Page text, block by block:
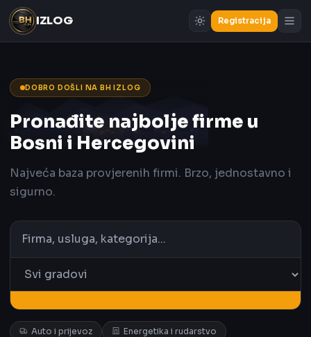
IZLOG Registracija
DOBRO DOŠLI NA BH IZLOG
Pronađite najbolje firme u
Bosni i Hercegovini
Najveća baza provjerenih firmi. Brzo, jednostavno i
sigurno.
Auto i prijevoz
Energetika i rudarstvo